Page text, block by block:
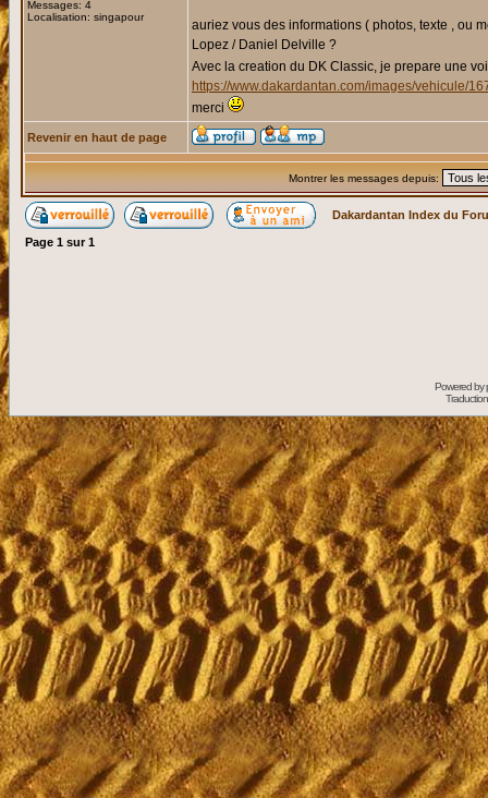
Messages: 4
Localisation: singapour
auriez vous des informations ( photos, texte , ou
Lopez / Daniel Delville ?
Avec la creation du DK Classic, je prepare une
https://www.dakardantan.com/images/vehicule/
merci
Revenir en haut de page
Montrer les messages depuis:
Dakardantan Index du
Page 1 sur1
Powered by